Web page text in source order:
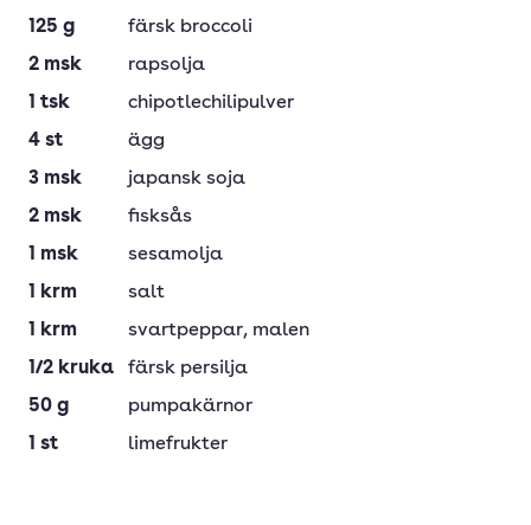
125 g
färsk broccoli
2 msk
rapsolja
1 tsk
chipotlechilipulver
4 st
ägg
3 msk
japansk soja
2 msk
fisksås
1 msk
sesamolja
1
krm
salt
1
krm svartpeppar, malen
1/2 kruka
färsk persilja
50 g
pumpakärnor
1 st limefrukter